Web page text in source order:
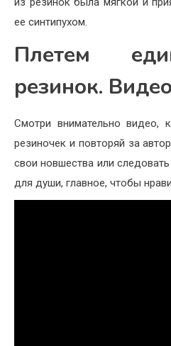
ее синтипухом.
Плетем
резинок. Видео
Смотри внимательно видео,
резиночек и повторяй за
свои новшества или
для души, главное, чтобы